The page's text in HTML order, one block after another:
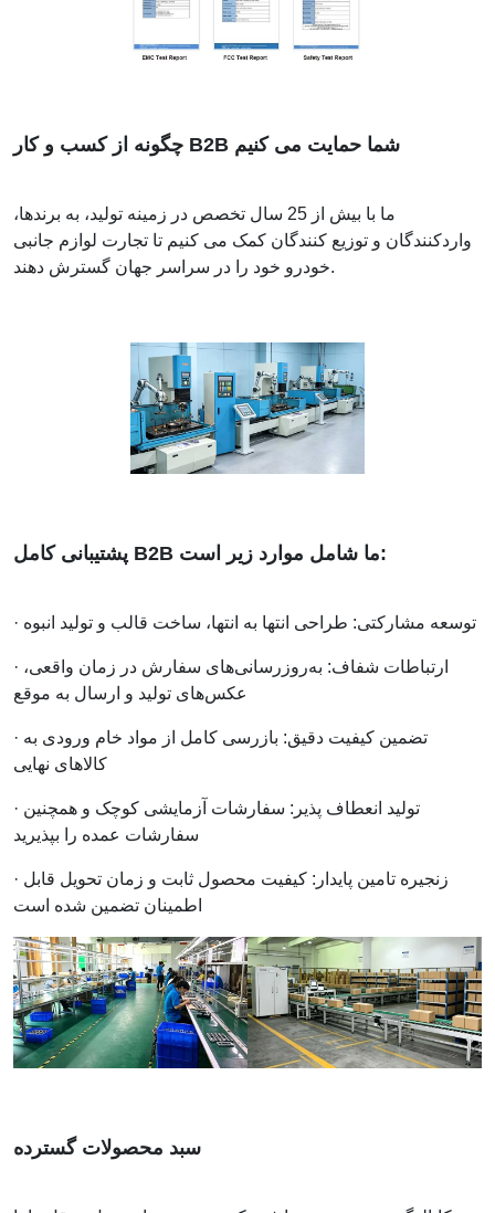
چگونه از کسب و کار B2B شما حمایت می کنیم
ما با بیش از 25 سال تخصص در زمینه تولید، به برندها،
واردکنندگان و توزیع کنندگان کمک می کنیم تا تجارت لوازم جانبی
خودرو خود را در سراسر جهان گسترش دهند.
پشتیبانی کامل B2B ما شامل موارد زیر است:
· توسعه مشارکتی: طراحی انتها به انتها، ساخت قالب و تولید انبوه
· ارتباطات شفاف: به‌روزرسانی‌های سفارش در زمان واقعی،
عکس‌های تولید و ارسال به موقع
· تضمین کیفیت دقیق: بازرسی کامل از مواد خام ورودی به
کالاهای نهایی
· تولید انعطاف پذیر: سفارشات آزمایشی کوچک و همچنین
سفارشات عمده را بپذیرید
· زنجیره تامین پایدار: کیفیت محصول ثابت و زمان تحویل قابل
اطمینان تضمین شده است
سبد محصولات گسترده